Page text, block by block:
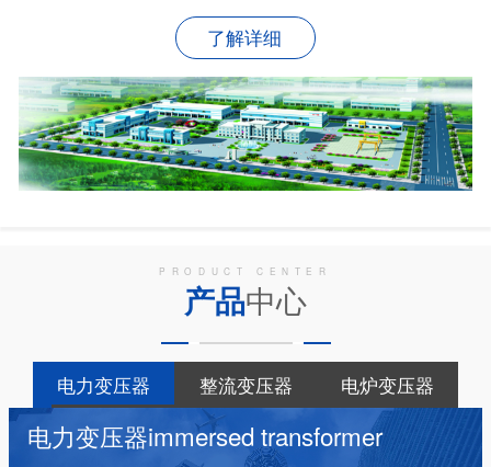
了解详细
PRODUCT CENTER
产品中心
电力变压器 整流变压器
电炉变压器
干式变压器
电抗器 箱式变电站
电力变压器immersed transformer